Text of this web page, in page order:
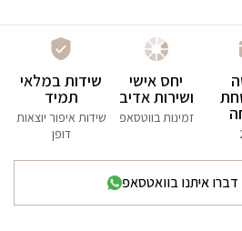
יחס אישי
ושירות אדיב
זמינות בווטסאפ
שידות במלאי
תמיד
שידות איפור יוצאות
דופן
איתנו בוואטסאפ